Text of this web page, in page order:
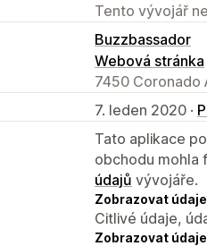
Tento vývojář
Buzzbassador
Webová stránka
7450 Coronado
7. leden 2020 ·
Tato aplikace
obchodu mohla
údajů vývojáře.
Zobrazovat
Citlivé údaje,
Zobrazovat